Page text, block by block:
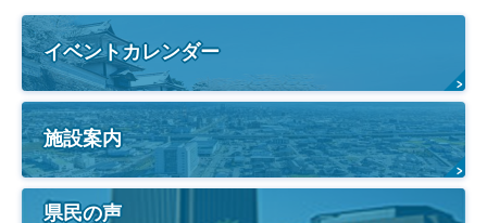
イベントカレンダー
施設案内
県民の声